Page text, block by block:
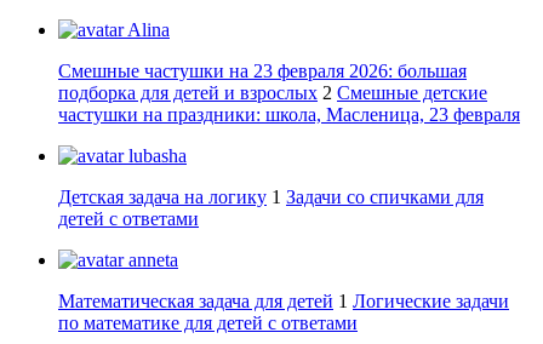
Alina
Смешные частушки на 23 февраля 2026: большая
подборка для детей и взрослых 2 Смешные детские
частушки на праздники: школа, Масленица, 23 февраля
lubasha
Детская задача на логику 1 Задачи со спичками для
детей с ответами
anneta
Математическая задача для детей 1 Логические задачи
по математике для детей с ответами